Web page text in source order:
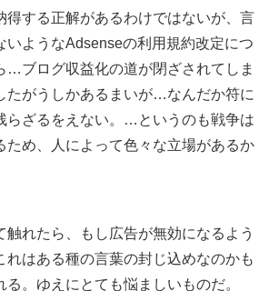
得する正解があるわけではないが、言
いようなAdsenseの利用規約改定につ
…ブログ収益化の道が閉ざされてしま
たがうしかあるまいが…なんだか符に
らざるをえない。…というのも戦争は
ため、人によって色々な立場があるか
触れたら、もし広告が無効になるよう
れはある種の言葉の封じ込めなのかも
る。ゆえにとても悩ましいものだ。